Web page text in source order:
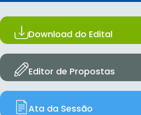
Download do Edital
Editor de Propostas
Ata da Sessão